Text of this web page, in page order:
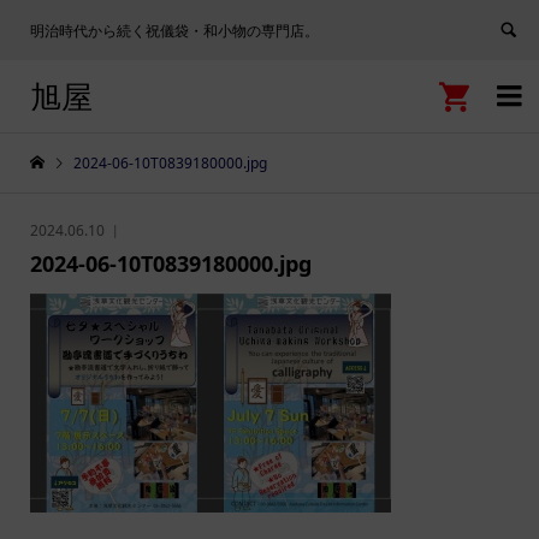
明治時代から続く祝儀袋・和小物の専門店。

旭屋 
2024-06-10T0839180000.jpg
2024.06.10
2024-06-10T0839180000.jpg